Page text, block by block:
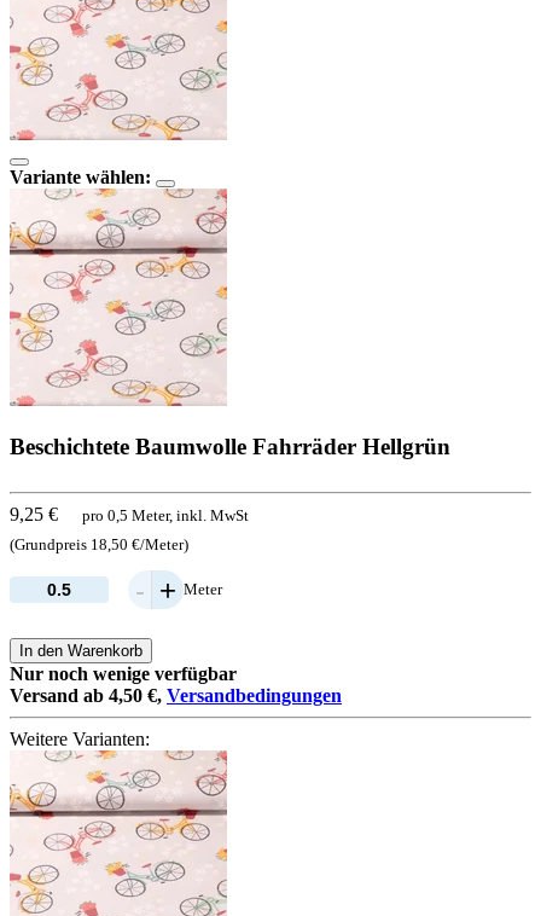
Variante wählen:
Beschichtete Baumwolle Fahrräder Hellgrün
9,25 €
pro 0,5 Meter, inkl. MwSt
(Grundpreis 18,50 €/Meter)
- + Meter
In den Warenkorb
Nur noch wenige verfügbar
Versand ab 4,50 €, Versandbedingungen
Weitere Varianten: